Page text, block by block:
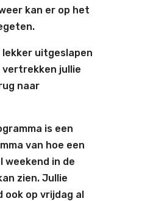
kan er op het
uitgeslapen
jullie
naar
is een
van hoe een
weekend in de
zien. Jullie
ook op vrijdag al